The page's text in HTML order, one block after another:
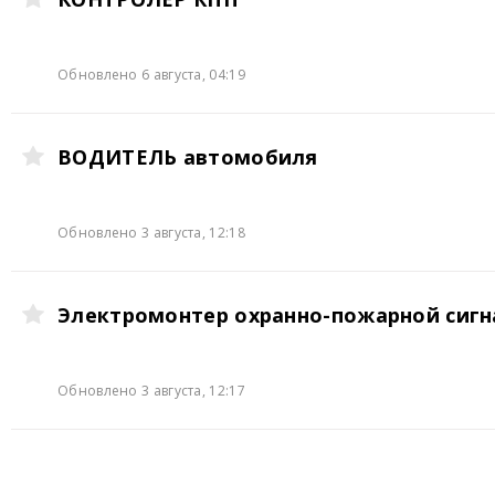
Обновлено 6 августа, 04:19
ВОДИТЕЛЬ автомобиля
Обновлено 3 августа, 12:18
Электромонтер охранно-пожарной
Обновлено 3 августа, 12:17